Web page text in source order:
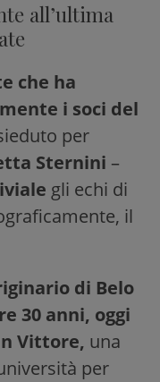
all’ultima
che ha
i soci del
per
Sternini –
gli echi di
il
di Belo
30 anni, oggi
Vittore, una
per